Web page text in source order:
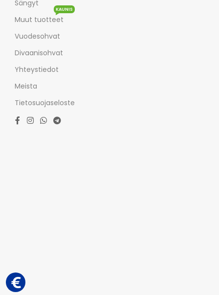
Sängyt
Muut tuotteet
KAUNIS
Vuodesohvat
Divaanisohvat
Yhteystiedot
Meista
Tietosuojaseloste